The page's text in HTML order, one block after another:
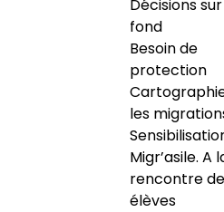
Décisions
fond
Besoin de
protection
les
Migr’asile. A
rencontre
élèves